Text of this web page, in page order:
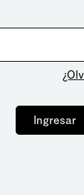
Ingresar